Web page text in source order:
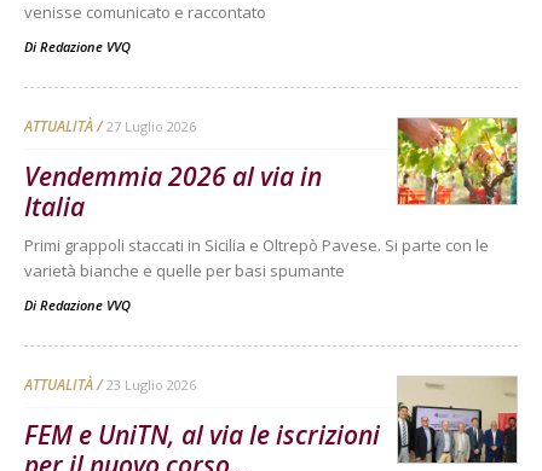
venisse comunicato e raccontato
Di Redazione VVQ
ATTUALITÀ 27 Luglio 2026
Vendemmia 2026 al via in
Italia
Primi grappoli staccati in Sicilia e Oltrepò Pavese. Si parte con le
varietà bianche e quelle per basi spumante
Di Redazione VVQ
ATTUALITÀ 23 Luglio 2026
FEM e UniTN, al via le iscrizioni